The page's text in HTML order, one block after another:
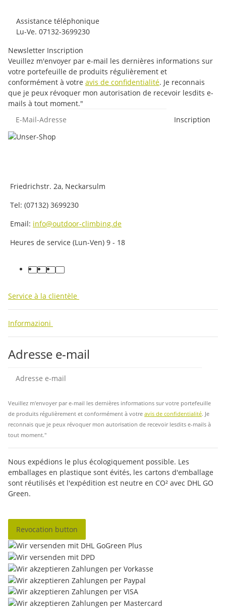
Assistance téléphonique
Lu-Ve. 07132-3699230
Newsletter Inscription
Veuillez m'envoyer par e-mail les dernières informations sur
votre portefeuille de produits régulièrement et
conformément à votre avis de confidentialité. Je reconnais
que je peux révoquer mon autorisation de recevoir lesdits e-
mails à tout moment."
Inscription
Friedrichstr. 2a, Neckarsulm
Tel: (07132) 3699230
Email: info@outdoor-climbing.de
Heures de service (Lun-Ven) 9 - 18
facebook
youtube
instagram
tiktok
Service à la clientèle
Informazioni
Adresse e-mail
Veuillez m'envoyer par e-mail les dernières informations sur votre portefeuille
de produits régulièrement et conformément à votre avis de confidentialité. Je
reconnais que je peux révoquer mon autorisation de recevoir lesdits e-mails à
tout moment."
Nous expédions le plus écologiquement possible. Les
emballages en plastique sont évités, les cartons d'emballage
sont réutilisés et l'expédition est neutre en CO² avec DHL GO
Green.
Revocation button